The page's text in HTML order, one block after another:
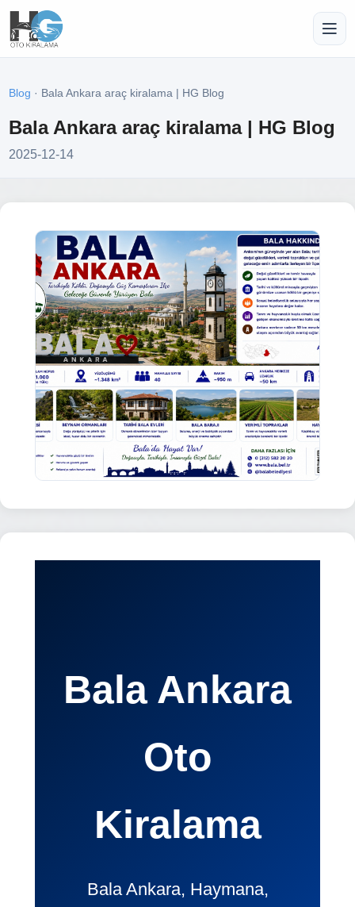
Blog · Bala Ankara araç kiralama | HG Blog
Bala Ankara araç kiralama | HG Blog
2025-12-14
Bala Ankara
Oto
Kiralama
Bala Ankara, Haymana,